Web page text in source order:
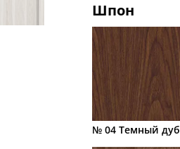
Шпон
№ 04 Темный дуб